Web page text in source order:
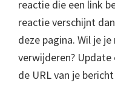
reactie die een link
reactie verschijnt
deze pagina. Wil je
verwijderen?
de URL van je